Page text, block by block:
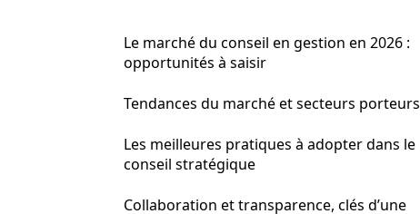
Le marché du conseil en gestion en 2026 :
opportunités à saisir
Tendances du marché et secteurs porteurs
Les meilleures pratiques à adopter dans le
conseil stratégique
Collaboration et transparence, clés d’une